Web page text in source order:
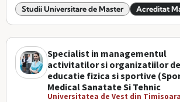
Studii Universitare de Master Acreditat
Specialist in managementul
activitatilor si organizatiilor de
educatie fizica si sportive
Medical Sanatate Si Tehnic
Universitatea de Vest din Timisoara